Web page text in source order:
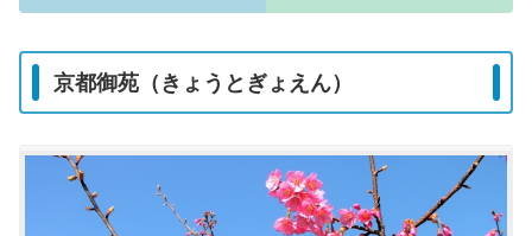
京都御苑（きょうとぎょえん）